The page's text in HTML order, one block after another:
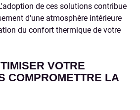
de ces solutions contribue
d'une atmosphère intérieure
du confort thermique de votre
VOTRE
COMPROMETTRE LA